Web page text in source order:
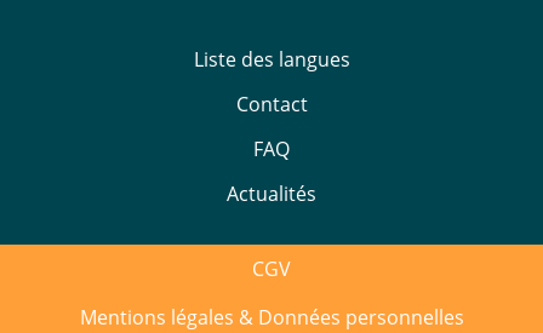
Liste des langues
Contact
FAQ
Actualités
CGV
Mentions légales & Données personnelles